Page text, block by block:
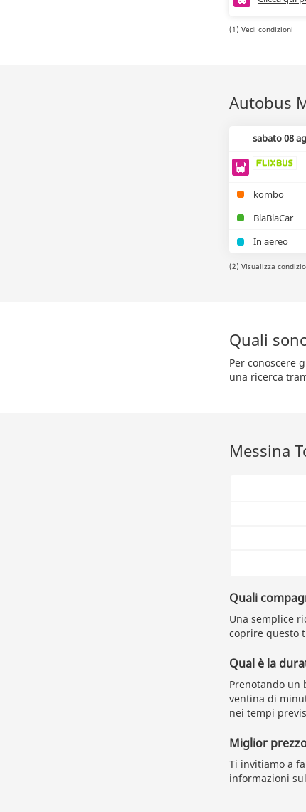
(1) Vedi condizioni
Autobus
sabato 08
kombo
BlaBlaCar
In aereo
(2) Visualizza
Quali
Per conoscere
una ricerca
Messina
Quali
Una semplice
coprire questo
Qual è la
Prenotando un
ventina di
nei tempi
Miglior
Ti invitiamo a
informazioni